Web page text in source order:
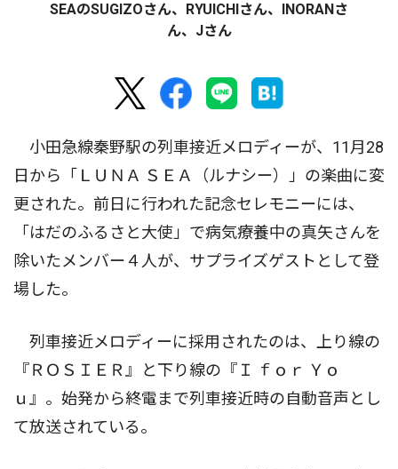
SEAのSUGIZOさん、RYUICHIさん、INORANさ
ん、Jさん
小田急線秦野駅の列車接近メロディーが、11月28
日から「ＬＵＮＡ ＳＥＡ（ルナシー）」の楽曲に変
更された。前日に行われた記念セレモニーには、
「はだのふるさと大使」で病気療養中の真矢さんを
除いたメンバー４人が、サプライズゲストとして登
場した。
列車接近メロディーに採用されたのは、上り線の
『ＲＯＳＩＥＲ』と下り線の『Ｉ ｆｏｒ Ｙｏ
ｕ』。始発から終電まで列車接近時の自動音声とし
て放送されている。